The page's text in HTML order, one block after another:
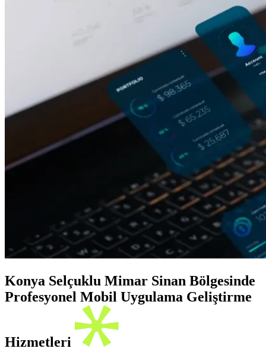
Konya Selçuklu Mimar Sinan Bölgesinde
Profesyonel Mobil Uygulama Geliştirme
Hizmetleri